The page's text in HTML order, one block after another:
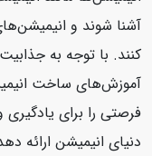
آشنا شوند و
کنند. با توجه به
آموزش‌های ساخت
فرصتی را برای یادگیری و
دنیای انیمیشن ارائه دهد.